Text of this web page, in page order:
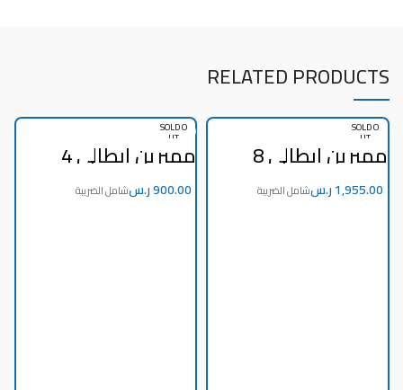
RELATED PRODUCTS
SOLD O
UT ممبرين ايطالي 8 بوصة ر.س
SOLD O
UT ممبرين ايطالي 4 بوصةر.س